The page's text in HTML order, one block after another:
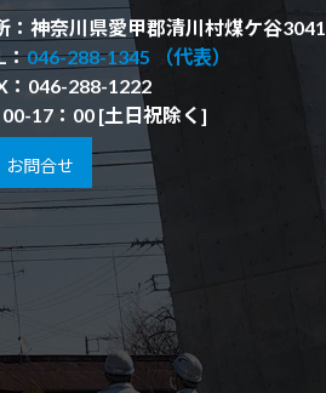
：神奈川県愛甲郡清川村煤ケ谷3041
：046-288-1345 （代表）
：046-288-1222
17：00 [土日祝除く]
お問合せ